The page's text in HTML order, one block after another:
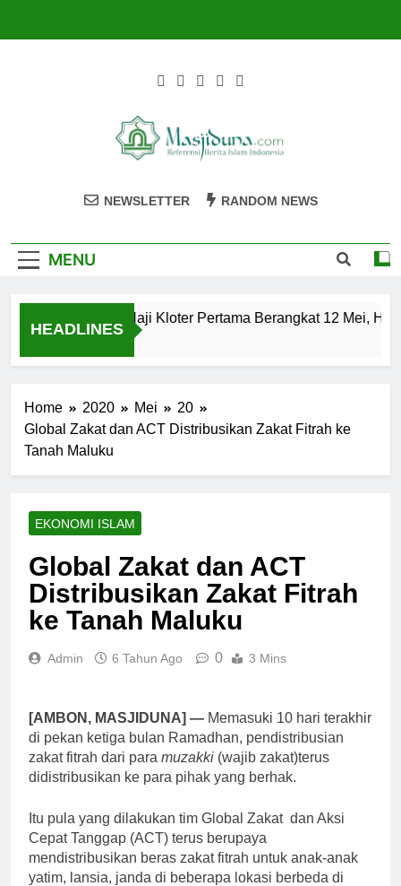
Masjiduna
NEWSLETTER RANDOM NEWS
MENU
HEADLINES
Calon Jemaah Haji Kloter Pertama Berangkat 12 Mei,
Home 2020 Mei
20
Global Zakat dan ACT Distribusikan Zakat Fitrah ke
Tanah Maluku
EKONOMI ISLAM
Global Zakat dan ACT
Distribusikan Zakat Fitrah
ke Tanah Maluku
Admin 6 Tahun Ago 0 3 Mins
[AMBON, MASJIDUNA] — Memasuki 10 hari terakhir
di pekan ketiga bulan Ramadhan, pendistribusian
zakat fitrah dari para muzakki (wajib zakat)terus
didistribusikan ke para pihak yang berhak.
Itu pula yang dilakukan tim Global Zakat dan Aksi
Cepat Tanggap (ACT) terus berupaya
mendistribusikan beras zakat fitrah untuk anak-anak
yatim, lansia, janda di beberapa lokasi berbeda di